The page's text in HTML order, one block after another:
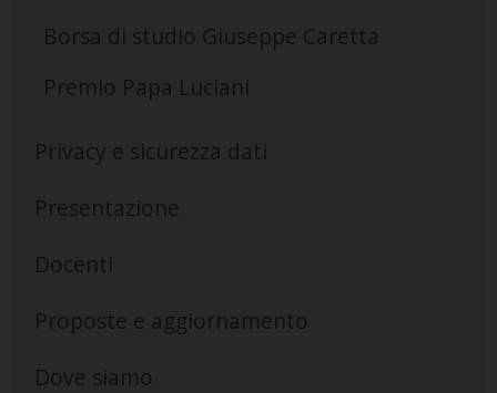
Borsa di studio Giuseppe Caretta
Premio Papa Luciani
Privacy e sicurezza dati
Presentazione
Docenti
Proposte e aggiornamento
Dove siamo